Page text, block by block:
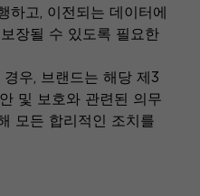
하고, 이전되는 데이터에
장될 수 있도록 필요한
우, 브랜드는 해당 제3
및 보호와 관련된 의무
모든 합리적인 조치를